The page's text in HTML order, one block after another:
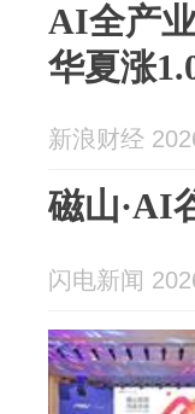
AI全产
华夏涨
新浪财经
磁山·AI
闪电新闻